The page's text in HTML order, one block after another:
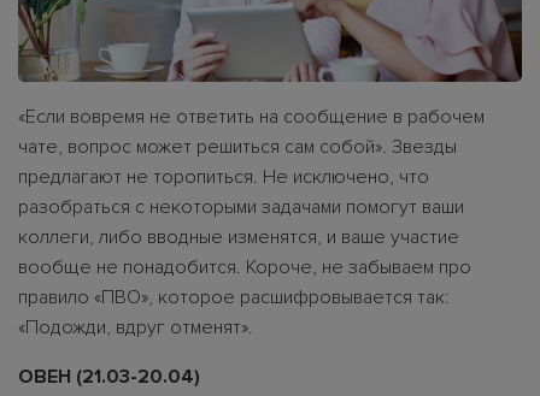
«Если вовремя не ответить на сообщение в рабочем
чате, вопрос может решиться сам собой». Звезды
предлагают не торопиться. Не исключено, что
разобраться с некоторыми задачами помогут ваши
коллеги, либо вводные изменятся, и ваше участие
вообще не понадобится. Короче, не забываем про
правило «ПВО», которое расшифровывается так:
«Подожди, вдруг отменят».
ОВЕН (21.03-20.04)